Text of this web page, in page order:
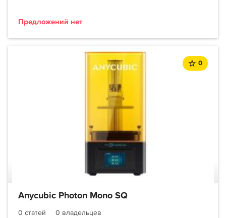
Предложений нет
0
Anycubic Photon Mono SQ
0 статей
0 владельцев